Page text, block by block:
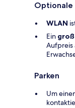
Optionale
WLAN
Ein
Aufpreis
Parken
Um